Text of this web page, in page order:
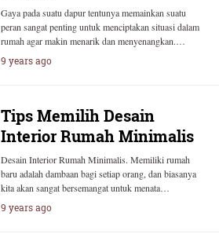
Gaya pada suatu dapur tentunya memainkan suatu
peran sangat penting untuk menciptakan situasi dalam
rumah agar makin menarik dan menyenangkan.…
9 years ago
Tips Memilih Desain
Interior Rumah Minimalis
Desain Interior Rumah Minimalis. Memiliki rumah
baru adalah dambaan bagi setiap orang, dan biasanya
kita akan sangat bersemangat untuk menata…
9 years ago